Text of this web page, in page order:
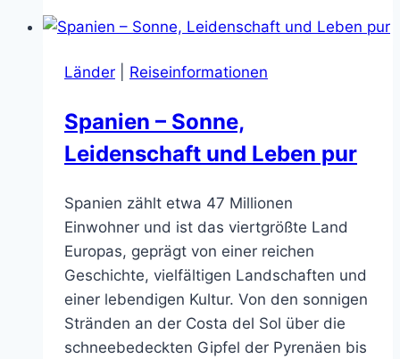
der
Länder
Reiseinformationen
Spanien – Sonne,
Leidenschaft und Leben pur
Spanien zählt etwa 47 Millionen
Einwohner und ist das viertgrößte Land
Europas, geprägt von einer reichen
Geschichte, vielfältigen Landschaften und
einer lebendigen Kultur. Von den sonnigen
Stränden an der Costa del Sol über die
schneebedeckten Gipfel der Pyrenäen bis